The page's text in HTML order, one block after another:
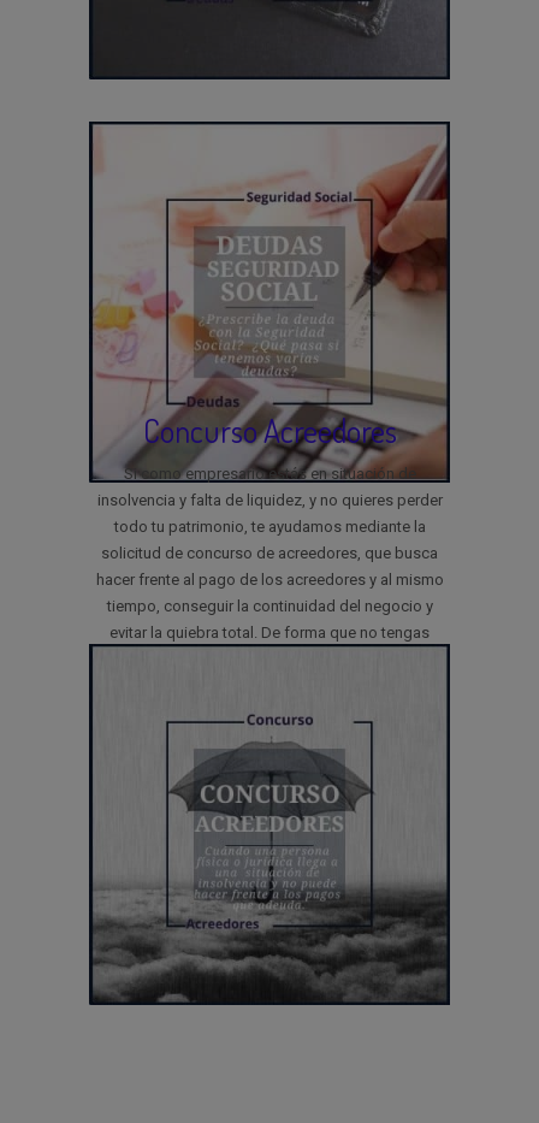
Concurso Acreedores
Si como empresario estás en situación de
insolvencia y falta de liquidez, y no quieres perder
todo tu patrimonio, te ayudamos mediante la
solicitud de concurso de acreedores, que busca
hacer frente al pago de los acreedores y al mismo
tiempo, conseguir la continuidad del negocio y
evitar la quiebra total. De forma que no tengas
963940915